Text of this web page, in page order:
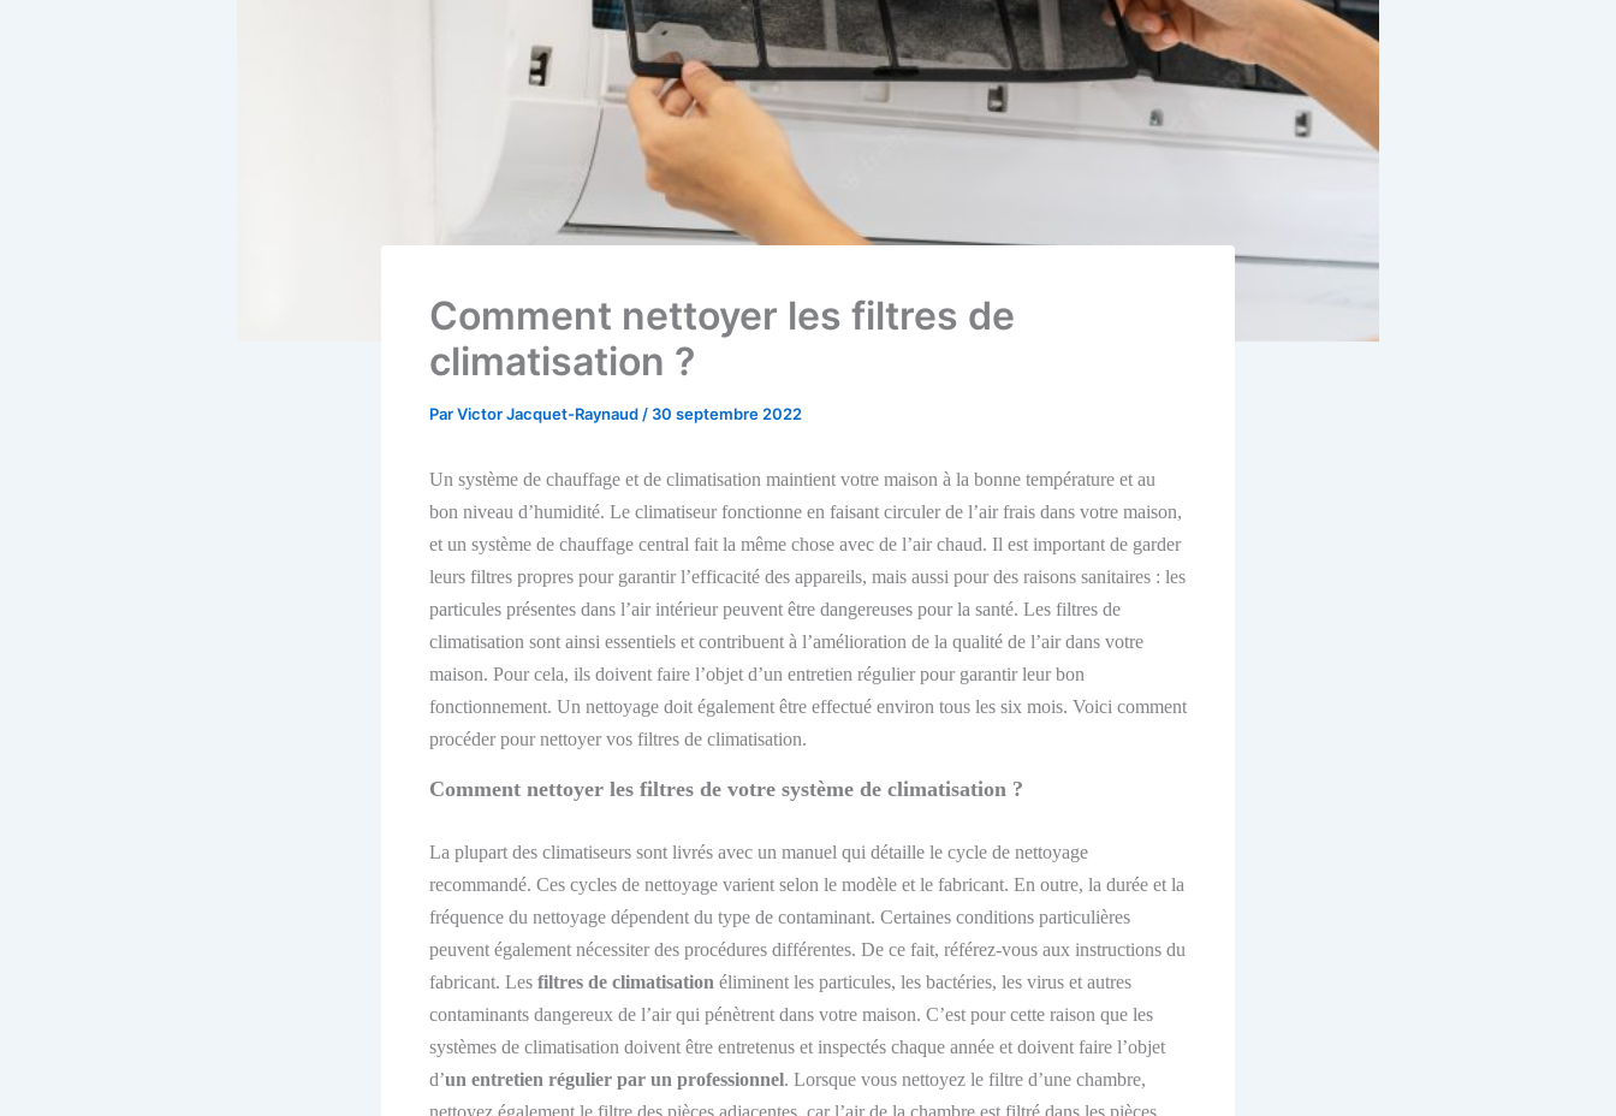
Comment nettoyer les filtres de
climatisation ?
ParVictor Jacquet-Raynaud/ 30 septembre 2022
Un système de chauffage et de climatisation maintient votre maison à la bonne température et au
bon niveau d’humidité. Le climatiseur fonctionne en faisant circuler de l’air frais dans votre maison,
et un système de chauffage central fait la même chose avec de l’air chaud. Il est important de garder
leurs filtres propres pour garantir l’efficacité des appareils, mais aussi pour des raisons sanitaires : les
particules présentes dans l’air intérieur peuvent être dangereuses pour la santé. Les filtres de
climatisation sont ainsi essentiels et contribuent à l’amélioration de la qualité de l’air dans votre
maison. Pour cela, ils doivent faire l’objet d’un entretien régulier pour garantir leur bon
fonctionnement. Un nettoyage doit également être effectué environ tous les six mois. Voici comment
procéder pour nettoyer vos filtres de climatisation.
Comment nettoyer les filtres de votre système de climatisation ?
La plupart des climatiseurs sont livrés avec un manuel qui détaille le cycle de nettoyage
recommandé. Ces cycles de nettoyage varient selon le modèle et le fabricant. En outre, la durée et la
fréquence du nettoyage dépendent du type de contaminant. Certaines conditions particulières
peuvent également nécessiter des procédures différentes. De ce fait, référez-vous aux instructions du
fabricant. Les filtres de climatisation éliminent les particules, les bactéries, les virus et autres
contaminants dangereux de l’air qui pénètrent dans votre maison. C’est pour cette raison que les
systèmes de climatisation doivent être entretenus et inspectés chaque année et doivent faire l’objet
d’un entretien régulier par un professionnel. Lorsque vous nettoyez le filtre d’une chambre,
nettoyez également le filtre des pièces adjacentes, car l’air de la chambre est filtré dans les pièces